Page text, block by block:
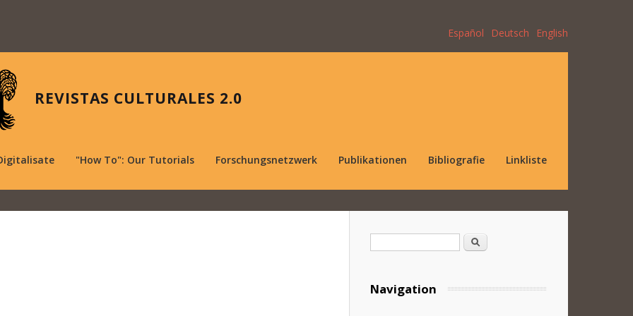
Español Deutsch English
REVISTAS CULTURALES 2.0
"How To": Our Tutorials Forschungsnetzwerk Publikationen Bibliografie Linkliste
Suche
Navigation